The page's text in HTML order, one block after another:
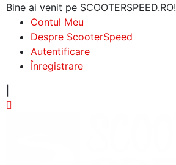
Bine ai venit pe SCOOTERSPEED.RO!
Contul Meu
Despre ScooterSpeed
Autentificare
Înregistrare